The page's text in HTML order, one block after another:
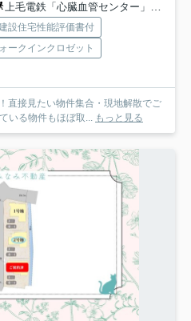
上毛電鉄「心臓血管センター」駅 徒歩74分
設住宅性能評価書付
ークインクロゼット
直接見たい物件集合・現地解散でご
いる物件もほぼ取... もっと見る